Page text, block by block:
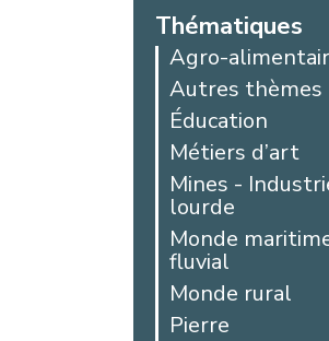
Comines
Compiègne
Creil
Crèvecœur-le-
Grand
Denain
Desvres
Douai
Dunkerque
Étaples
(ANMT)
ARPDO à
80
Ascenseur à
bateaux
Association
Aéronautique
Histoire de
(AAHM)
Association du
Musée Hospitalier
Régional de Lille
Thématiques
Agro-
Autres thèmes
Éducation
Métiers d’art
Mines -
lourde
Monde
fluvial
Monde rural
Pierre